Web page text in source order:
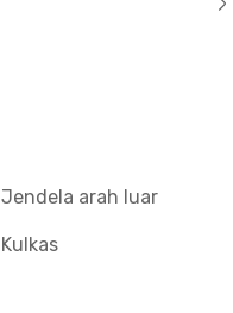
Jendela arah luar
Kulkas